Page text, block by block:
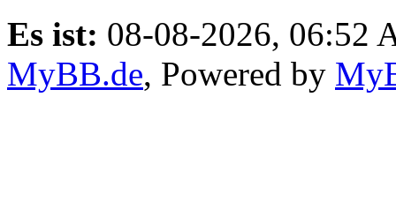
Es ist: 08-08-2026, 06:52
MyBB.de, Powered by